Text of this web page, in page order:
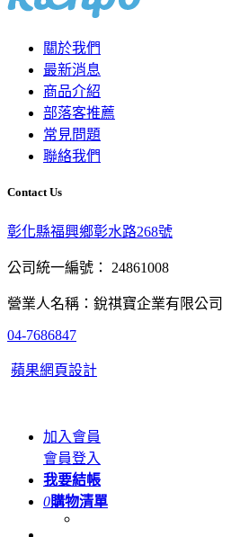
關於我們
最新消息
商品介紹
部落客推薦
常見問題
聯絡我們
Contact Us
彰化縣福興鄉彰水路268號
公司統一編號： 24861008
營業人名稱：銳祺寶企業有限公司
04-7686847
蘋果網頁設計
加入會員
會員登入
我要結帳
0購物清單